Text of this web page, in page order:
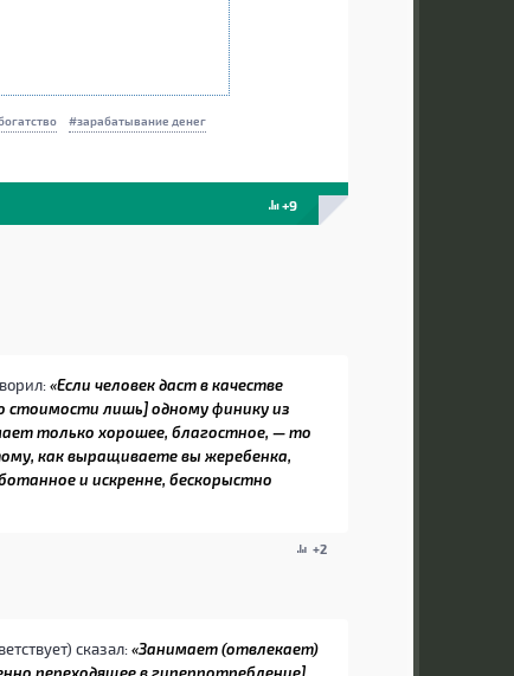
зарабатывание денег
+9
«Если человек даст в качестве
лишь] одному финику из
только хорошее, благостное, — то
как выращиваете вы жеребенка,
и искренне, бескорыстно
+2
сказал:«Занимает (отвлекает)